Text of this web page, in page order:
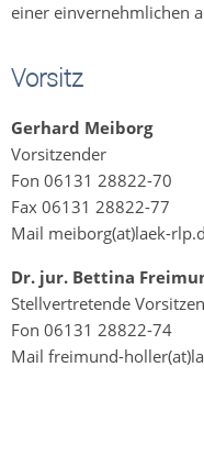
einer einvernehmlichen
Vorsitz
Gerhard Meiborg
Vorsitzender
Fon 06131 28822-70
Fax 06131 28822-77
Mail meiborg(at)laek-
Dr. jur. Bettina
Stellvertretende
Fon 06131 28822-74
Mail freimund-